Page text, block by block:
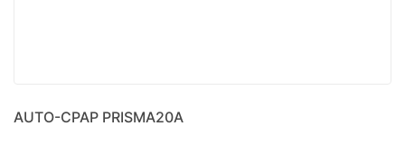
AUTO-CPAP PRISMA20A